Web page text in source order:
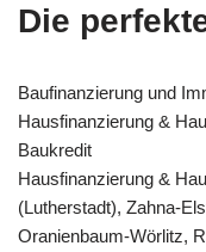
Die
Baufinanzierung und
Hausfinanzierung &
Baukredit
Hausfinanzierung &
(Lutherstadt), Zahna-
Oranienbaum-Wörlitz,